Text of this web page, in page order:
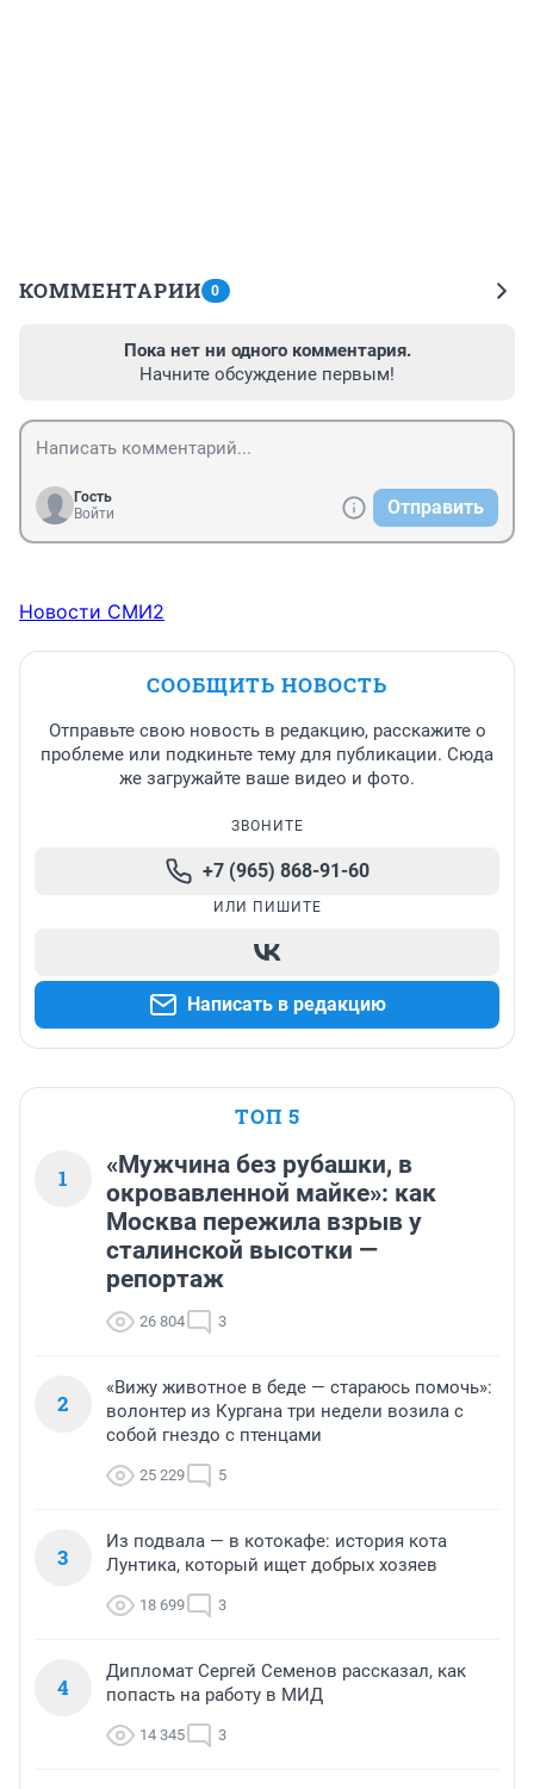
КОММЕНТАРИИ 0
Пока нет ни одного комментария.
Начните обсуждение первым!
Гость
Войти
Отправить
Новости СМИ2
СООБЩИТЬ НОВОСТЬ
Отправьте свою новость в редакцию, расскажите о
проблеме или подкиньте тему для публикации. Сюда
же загружайте ваше видео и фото.
ЗВОНИТЕ
+7 (965) 868-91-60
ИЛИ ПИШИТЕ
Написать в редакцию
ТОП 5
1
«Мужчина без рубашки, в
окровавленной майке»: как
Москва пережила взрыв у
сталинской высотки —
репортаж
26 804 3
2
«Вижу животное в беде — стараюсь помочь»:
волонтер из Кургана три недели возила с
собой гнездо с птенцами
25 229 5
3
Из подвала — в котокафе: история кота
Лунтика, который ищет добрых хозяев
18 699 3
4
Дипломат Сергей Семенов рассказал, как
попасть на работу в МИД
14 345 3